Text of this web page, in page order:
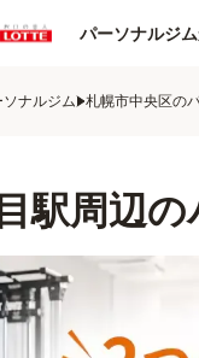
パーソナルジ
ナルジム 札幌市中央区の
駅周辺